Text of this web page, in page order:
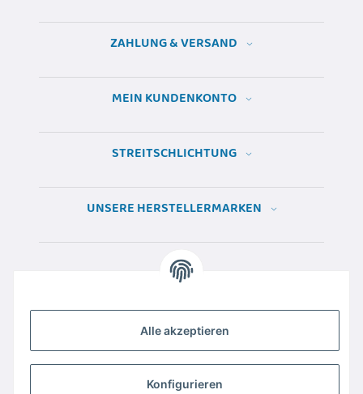
Alle akzeptieren
Konfigurieren
ZAHLUNG & VERSAND
MEIN KUNDENKONTO
STREITSCHLICHTUNG
UNSERE HERSTELLERMARKEN